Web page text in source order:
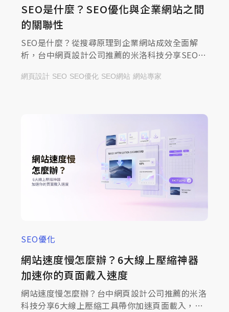
SEO是什麼？SEO優化與企業網站之間
的關聯性
SEO是什麼？從搜尋原理到企業網站成效全面解
析，台中網頁設計公司推薦的米洛科技分享SEO優
升流量的方法！
網頁設計 SEO SEO優化 SEO網站 網站專家
SEO優化
網站速度慢怎麼辦？6大線上壓縮神器
加速你的頁面戴入速度
網站速度慢怎麼辦？台中網頁設計公司推薦的米洛
科技分享6大線上壓縮工具帶你加速頁面載入，一